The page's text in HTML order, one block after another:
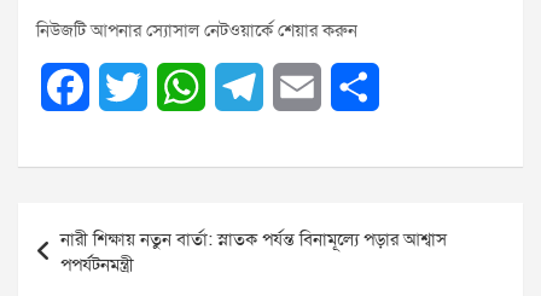
নিউজটি আপনার স্যোসাল নেটওয়ার্কে শেয়ার করুন
e
b
t
W
t
e
i
r
Post
navigation
​নারী শিক্ষায় নতুন বার্তা: স্নাতক পর্যন্ত বিনামূল্যে পড়ার আশ্বাস
পপর্যটনমন্ত্রী